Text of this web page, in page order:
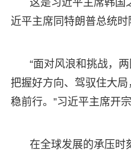
近平主席同特朗普总统时
“面对风浪和挑战，
把握好方向、驾驭住大
稳前行。”习近平主席开宗
在全球发展的承压时